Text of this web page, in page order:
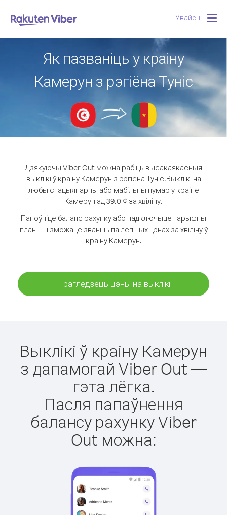
Увайсці
Як пазваніць у краіну
Камерун з рэгіёна Туніс
Дзякуючы Viber Out можна рабіць высакаякасныя
выклікі ў краіну Камерун з рэгіёна Туніс.Выклікі на
любы стацыянарны або мабільны нумар у краіне
Камерун ад 39.0 ¢ за хвіліну.
Папоўніце баланс рахунку або падключыце тарыфны
план — і зможаце званіць па лепшых цэнах за хвіліну ў
краіну Камерун.
Прагледзець цэны на выклікі
Выклікі ў краіну Камерун
з дапамогай Viber Out —
гэта лёгка.
Пасля папаўнення
балансу рахунку Viber
Out можна: